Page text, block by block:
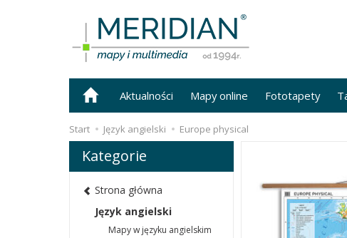
Aktualności Mapy online Fototapety
Start Język angielski Europe physical
Kategorie
Strona główna
Język angielski
Mapy w języku angielskim